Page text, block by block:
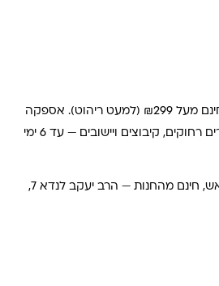
₪29, חינם מעל ₪299 (למעט ריהוט). אספקה
תוך 2-4 ימי עסקים. באזורים רחוקים, קיבוצים ויישובים — עד 6 ימי
בתיאום מראש, חינם מהחנות — הרב יעקב לנדא 7,